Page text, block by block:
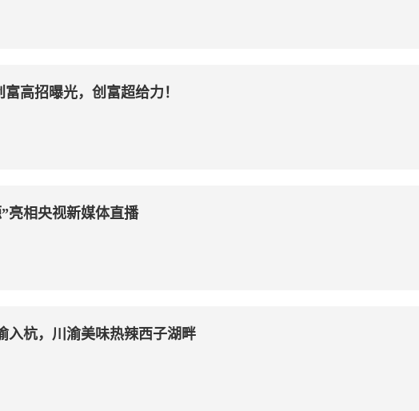
高招曝光，创富超给力！
亮相央视新媒体直播
入杭，川渝美味热辣西子湖畔